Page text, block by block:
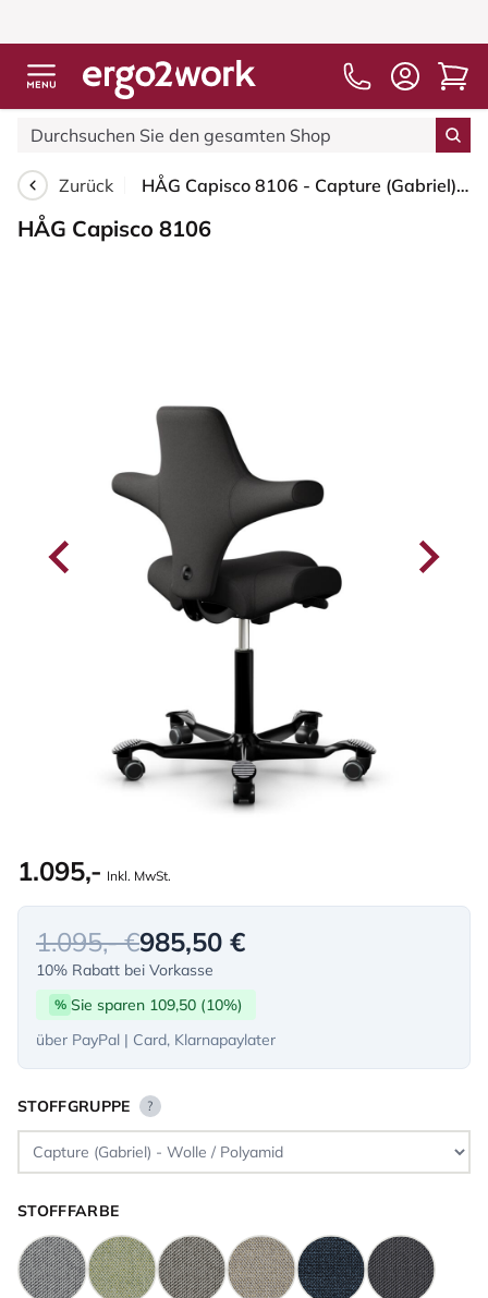
Zurück HÅG Capisco 8106 - Capture (Gabriel) - Wolle / Polyamid - CPT5501 - Charcoal - Schwarz - 200 mm (Sitzhöhe 46-64cm) - Weiche Rollen für harte Böden
HÅG Capisco 8106
1.095,- Inkl. MwSt.
1.095,- €985,50 €
10% Rabatt bei Vorkasse
% Sie sparen 109,50 (10%)
über PayPal | Card, Klarnapaylater
STOFFGRUPPE ?
STOFFFARBE